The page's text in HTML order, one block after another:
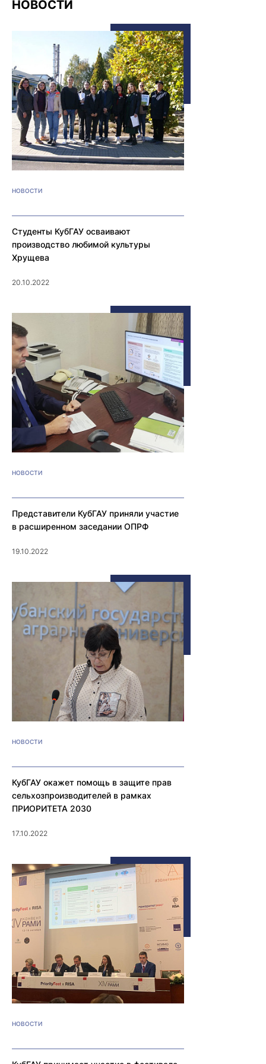
НОВОСТИ
НОВОСТИ
Студенты КубГАУ осваивают
производство любимой культуры
Хрущева
20.10.2022
НОВОСТИ
Представители КубГАУ приняли участие
в расширенном заседании ОПРФ
19.10.2022
НОВОСТИ
КубГАУ окажет помощь в защите прав
сельхозпроизводителей в рамках
ПРИОРИТЕТА 2030
17.10.2022
НОВОСТИ